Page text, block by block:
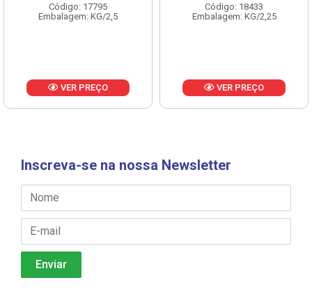
Código: 17795
Embalagem: KG/2,5
VER PREÇO
Código: 18433
Embalagem: KG/2,25
VER PREÇO
Inscreva-se na nossa Newsletter